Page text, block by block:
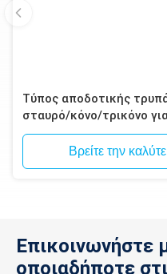
Τύπος αποδοτικής
σταυρό/κόνο/τρικόνο
σφυρί
Βρείτε την
Επικοινωνήστε
οποιαδήποτε